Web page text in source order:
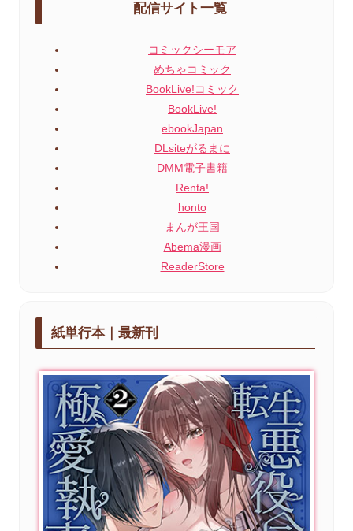
紙単行本｜最新刊
配信サイト一覧
コミックシーモア
めちゃコミック
BookLive!コミック
BookLive!
ebookJapan
DLsiteがるまに
DMM電子書籍
Renta!
honto
まんが王国
Abema漫画
ReaderStore